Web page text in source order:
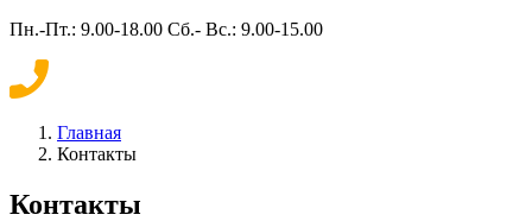
Пн.-Пт.: 9.00-18.00 Сб.- Вс.: 9.00-15.00
Главная
Контакты
Контакты